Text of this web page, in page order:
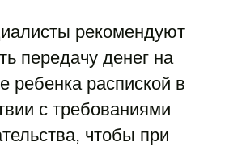
рекомендуют
передачу денег на
ребенка распиской в
с требованиями
чтобы при